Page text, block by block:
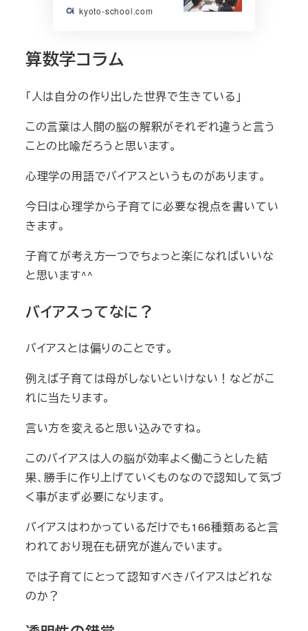
kyoto-school.com
算数学コラム
「人は自分の作り出した世界で生きている」
この言葉は人間の脳の解釈がそれぞれ違うと言う
ことの比喩だろうと思います。
心理学の用語でバイアスというものがあります。
今日は心理学から子育てに必要な視点を書いてい
きます。
子育てが考え方一つでちょっと楽になればいいな
と思います^^
バイアスってなに？
バイアスとは偏りのことです。
例えば子育ては母がしないといけない！などがこ
れに当たります。
言い方を変えると思い込みですね。
このバイアスは人の脳が効率よく働こうとした結
果、勝手に作り上げていくものなので認知して気づ
く事がまず必要になります。
バイアスはわかっているだけでも166種類あると言
われており現在も研究が進んでいます。
では子育てにとって認知すべきバイアスはどれな
のか？